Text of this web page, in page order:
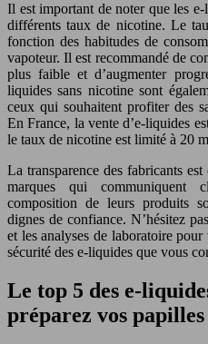
Il est important de noter que les
différents taux de nicotine. Le
fonction des habitudes de
vapoteur. Il est recommandé de
plus faible et d’augmenter
liquides sans nicotine sont
ceux qui souhaitent profiter des
En France, la vente d’e-liquides
le taux de nicotine est limité à 20
La transparence des fabricants
marques qui communiquent
composition de leurs produits
dignes de confiance. N’hésitez
et les analyses de laboratoire
sécurité des e-liquides que vous
Le top 5 des e-
préparez vos papilles